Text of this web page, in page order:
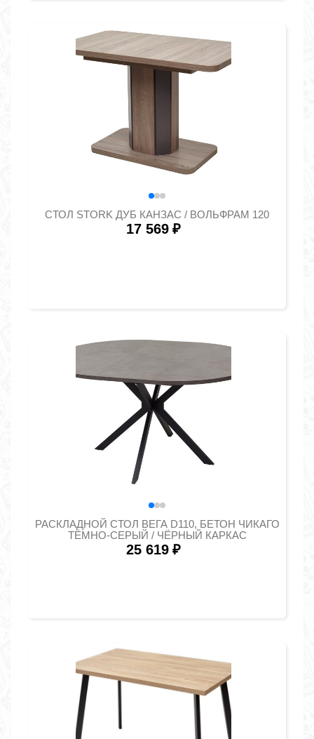
СТОЛ STORK ДУБ КАНЗАС / ВОЛЬФРАМ 120
17 569 ₽
РАСКЛАДНОЙ СТОЛ ВЕГА D110, БЕТОН ЧИКАГО
ТЁМНО-СЕРЫЙ / ЧЁРНЫЙ КАРКАС
25 619 ₽